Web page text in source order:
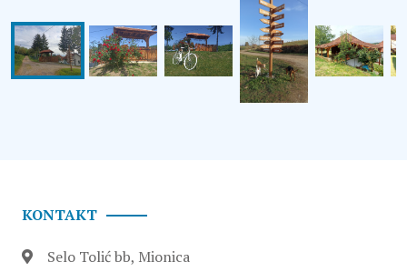
KONTAKT
Selo Tolić bb, Mionica